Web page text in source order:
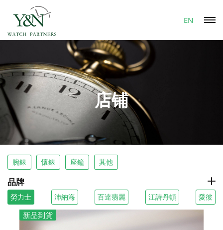
EN
店铺
腕錶 懷錶 座鐘 其他
品牌
勞力士 沛納海 百達翡麗 江詩丹頓 愛彼
新品到貨